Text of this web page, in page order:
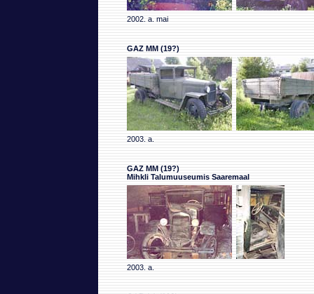
2002. a. mai
GAZ MM (19?)
2003. a.
GAZ MM (19?)
Mihkli Talumuuseumis Saaremaal
2003. a.